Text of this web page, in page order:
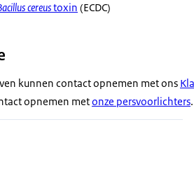
cereustoxin (ECDC)
kunnen contact opnemen met ons
opnemen metonze persvoorlichters.